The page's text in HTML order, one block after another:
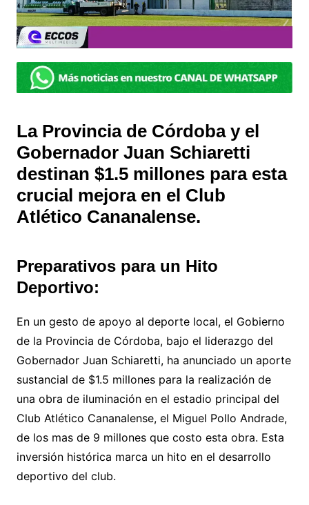
La Provincia de Córdoba y el
Gobernador Juan Schiaretti
destinan $1.5 millones para esta
crucial mejora en el Club
Atlético Cananalense.
Preparativos para un Hito
Deportivo:
En un gesto de apoyo al deporte local, el Gobierno
de la Provincia de Córdoba, bajo el liderazgo del
Gobernador Juan Schiaretti, ha anunciado un aporte
sustancial de $1.5 millones para la realización de
una obra de iluminación en el estadio principal del
Club Atlético Cananalense, el Miguel Pollo Andrade,
de los mas de 9 millones que costo esta obra. Esta
inversión histórica marca un hito en el desarrollo
deportivo del club.